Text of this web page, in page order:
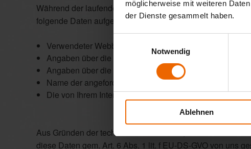
möglicherweise mit weiteren
der Dienste gesammelt haben.
Notwendig
Ablehnen
Während der laufenden Verbindung zur Kommunikation
folgende Daten aufgezeichnet:
Verwendeter Webbrowser und verwendetes
Angaben über die Webseite von der aus sie uns
Angaben über die Webseiten, die Sie bei uns aufrufen,
Name der angeforderten Datei, ob Datei z.B. übertragen
Die von Ihrem Internet Service Provider zugewiesene
Aus Gründen der technischen Sicherheit, insbesondere
diese Daten gem. Art. 6 Abs. 1 lit. f EU-DS-GVO von uns